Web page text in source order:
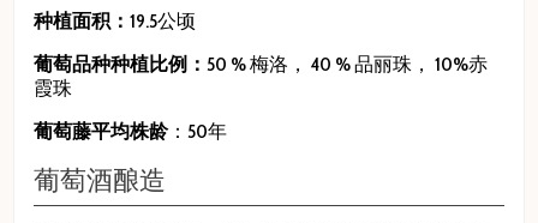
种植面积：19.5公顷
葡萄品种种植比例：50 % 梅洛， 40 % 品丽珠， 10%赤
霞珠
葡萄藤平均株龄：50年
葡萄酒酿造